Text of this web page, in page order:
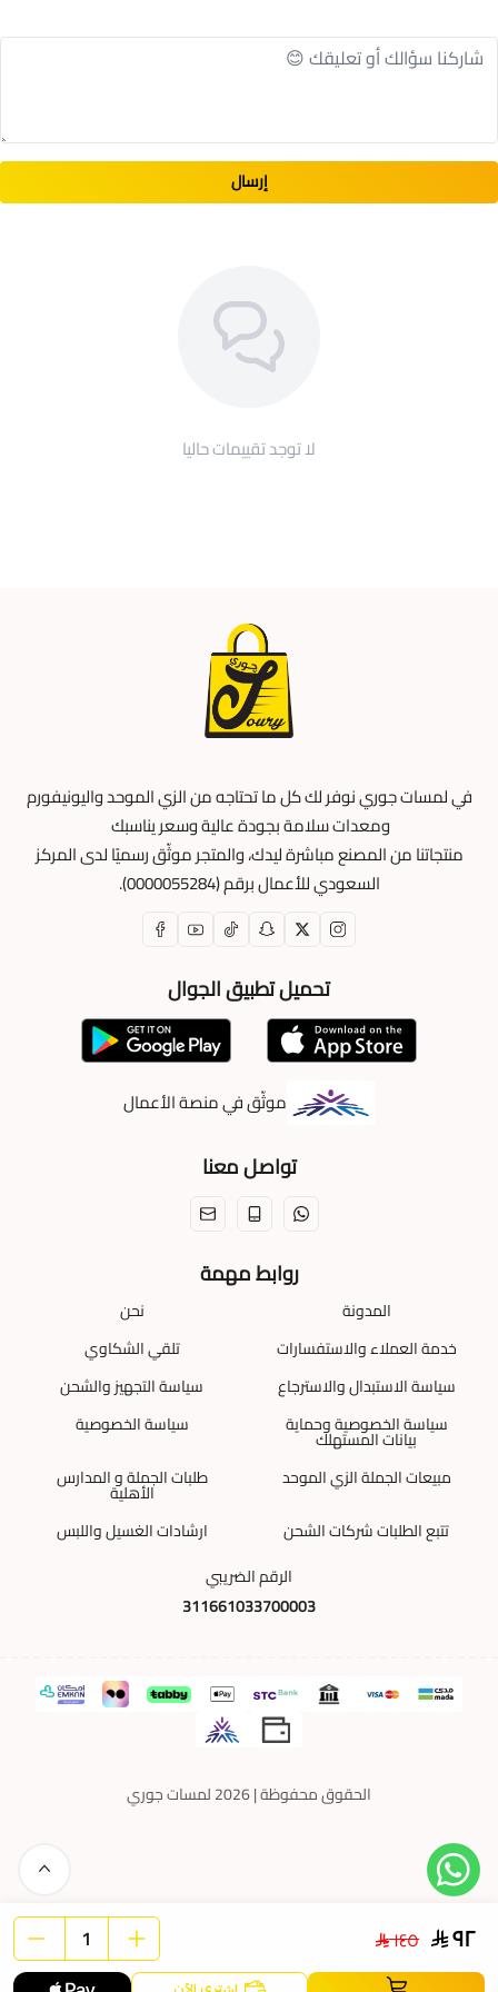
٩٢ ١٤٥
إرسال
لا توجد تقييمات حاليا
في لمسات جوري نوفر لك كل ما تحتاجه من الزي الموحد واليونيفورم
ومعدات سلامة بجودة عالية وسعر يناسبك
منتجاتنا من المصنع مباشرة ليدك، والمتجر موثّق رسميًا لدى المركز
السعودي للأعمال برقم (0000055284).
تحميل تطبيق الجوال
موثّق في منصة الأعمال
تواصل معنا
روابط مهمة
المدونة
نحن
خدمة العملاء والاستفسارات
تلقي الشكاوي
سياسة الاستبدال والاسترجاع
سياسة التجهيز والشحن
سياسة الخصوصية وحماية
بيانات المستهلك
سياسة الخصوصية
مبيعات الجملة الزي الموحد
طلبات الجملة و المدارس
الأهلية
تتبع الطلبات شركات الشحن
ارشادات الغسيل واللبس
الرقم الضريبي
311661033700003
الحقوق محفوظة | 2026 لمسات جوري